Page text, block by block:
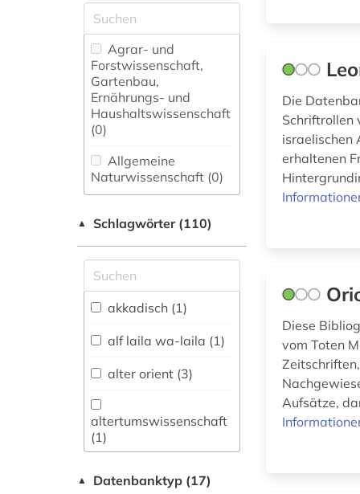
Agrar- und
Forstwissenschaft,
Gartenbau,
Ernährungs- und
Haushaltswissenschaft
(0)
Allgemeine
Naturwissenschaft (0)
fachübergreifende
Allgemeine und
vergleichende Sprach-
und
Literaturwissenschaft.
Indogermanistik.
Sprachen und
Literaturen (10)
Anglistik.
Amerikanistik (0)
▲ Schlagwörter (110)
akkadisch (1)
alf laila wa-laila (1)
alter orient (3)
altertumswissenschaft
(1)
▲ Datenbanktyp (17)
Die
Schriftrollen
israelischen
erhaltenen
Diese
vom Toten
Aufsätze,